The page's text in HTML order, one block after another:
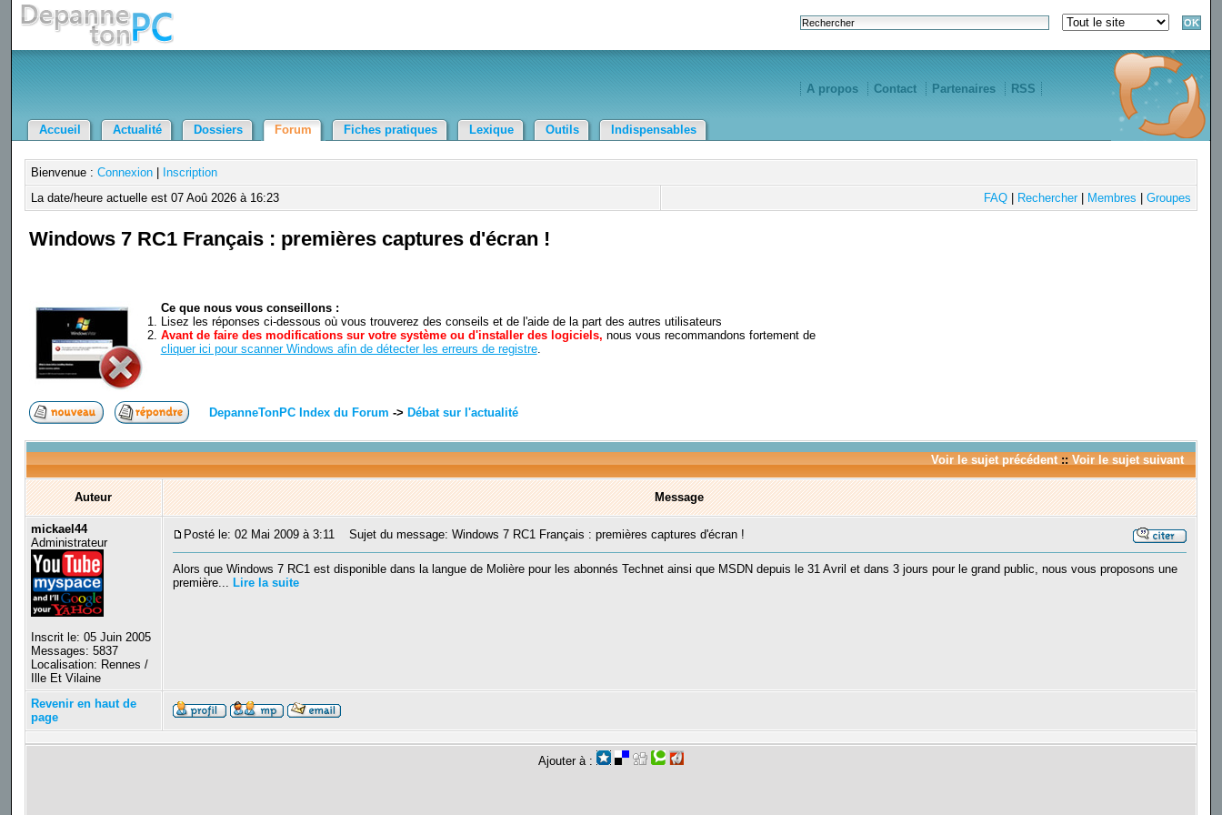
A propos Contact Partenaires RSS
Accueil Actualité Dossiers Forum Fiches pratiques Lexique Outils Indispensables
Bienvenue : Connexion|
Inscription
La date/heure actuelle est 07 Aoû 2026 à 16:23
FAQ| Rechercher| Membres Groupes
Windows 7 RC1 Français : premières captures d'écran !
Ce que nous vous conseillons :
Lisez les réponses ci-dessous où vous trouverez des conseils et de l'aide de la part des autres utilisateurs
Avant de faire des modifications sur votre système ou d'installer des logiciels, nous vous recommandons fortement de
cliquer ici pour scanner Windows afin de détecter les erreurs de registre.
DepanneTonPC Index du Forum -> Débat sur l'actualité
Voir le sujet précédent:: Voir le sujet suivant
Auteur Message
mickael44
Administrateur
Inscrit le: 05 Juin 2005
Messages: 5837
Localisation: Rennes /
Ille Et Vilaine
Posté le: 02 Mai 2009 à 3:11 Sujet du message: Windows 7 RC1 Français : premières captures d'écran !
Alors que Windows 7 RC1 est disponible dans la langue de Molière pour les abonnés Technet ainsi que MSDN depuis le 31 Avril et dans 3 jours pour le grand public, nous vous proposons une
première... Lire la suite
Revenir en haut de
page
Ajouter à :